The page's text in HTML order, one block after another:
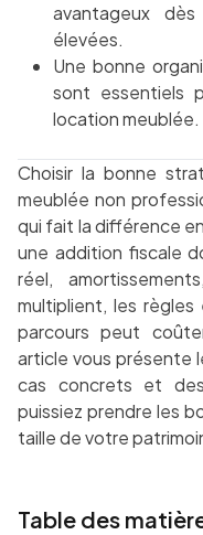
avantageux
élevées.
Une bonne
sont essentiels
location meublée.
Choisir la bonne
meublée non
qui fait la différence
une addition fiscale
réel,
multiplient, les
parcours peut
article vous présente
cas concrets et
puissiez prendre les
taille de votre
Table des